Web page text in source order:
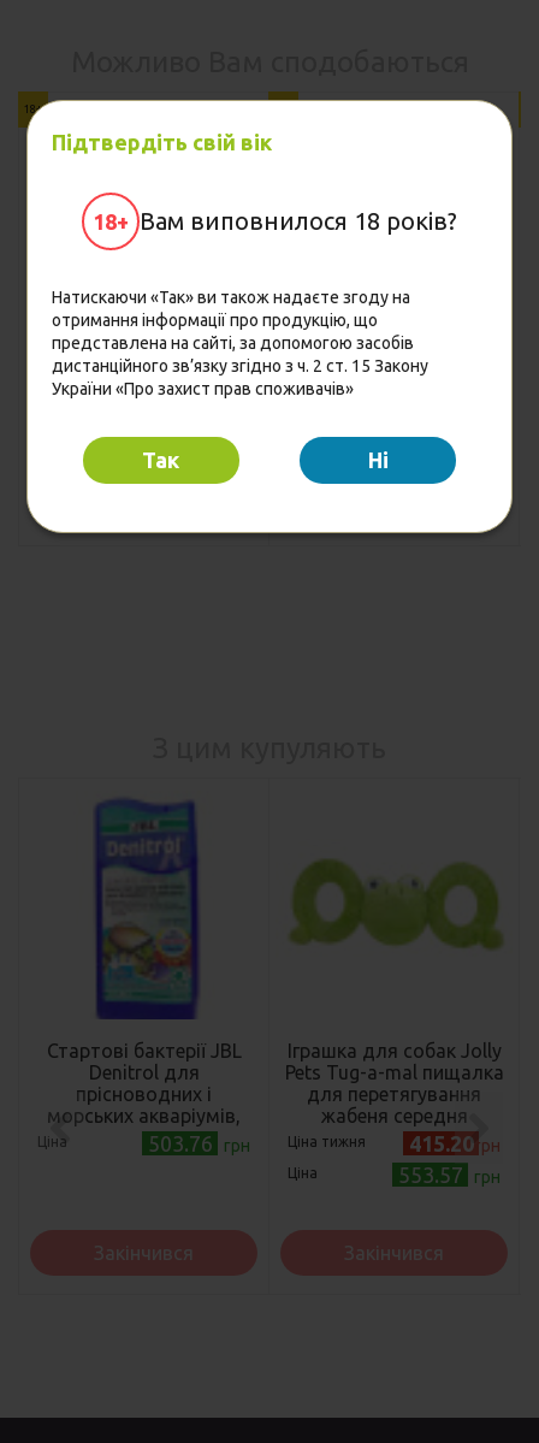
Підтвердіть свій вік
18+ Вам виповнилося 18 років?
Натискаючи «Так» ви також надаєте згоду на
отримання інформації про продукцію, що
представлена на сайті, за допомогою засобів
дистанційного зв’язку згідно з ч. 2 ст. 15 Закону
України «Про захист прав споживачів»
Так Hi
18+
Бренді Вітальний 3 роки
витримки 0.5 л 40%
228.30 грн
Вино Calesto Bianco
Secco біле сухе 0.75 л
Ціна 144.00
Стартові бактерії JBL
Denitrol для
прісноводних і
морських акваріумів,
250 мл
Ціна 503.76 грн
Закінчився
Іграшка для собак Jolly
Pets Tug-a-mal пищалка
для перетягування
жабеня середня
Ціна тижня 415.20 грн
Ціна 553.57 грн
Закінчився